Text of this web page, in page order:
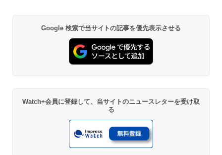
Google 検索で当サイトの記事を優先表示させる
Watch+会員に登録して、当サイトのニュースレターを受け取
る